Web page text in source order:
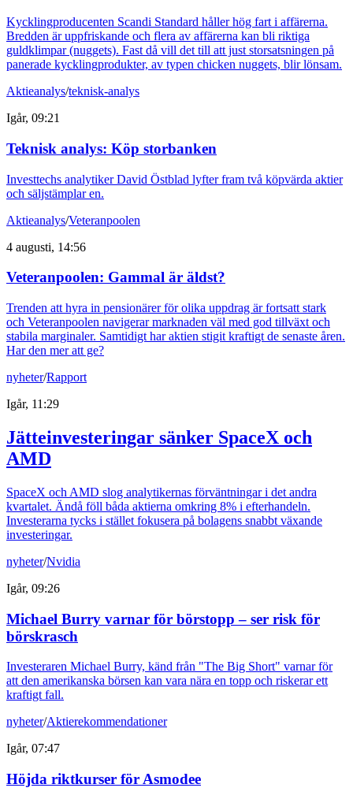
Kycklingproducenten Scandi Standard håller hög fart i affärerna.
Bredden är uppfriskande och flera av affärerna kan bli riktiga
guldklimpar (nuggets). Fast då vill det till att just storsatsningen på
panerade kycklingprodukter, av typen chicken nuggets, blir lönsam.
Aktieanalys/teknisk-analys
Igår, 09:21
Teknisk analys: Köp storbanken
Investtechs analytiker David Östblad lyfter fram två köpvärda aktier
och säljstämplar en.
Aktieanalys/Veteranpoolen
4 augusti, 14:56
Veteranpoolen: Gammal är äldst?
Trenden att hyra in pensionärer för olika uppdrag är fortsatt stark
och Veteranpoolen navigerar marknaden väl med god tillväxt och
stabila marginaler. Samtidigt har aktien stigit kraftigt de senaste åren.
Har den mer att ge?
nyheter/Rapport
Igår, 11:29
Jätteinvesteringar sänker SpaceX och
AMD
SpaceX och AMD slog analytikernas förväntningar i det andra
kvartalet. Ändå föll båda aktierna omkring 8% i efterhandeln.
Investerarna tycks i stället fokusera på bolagens snabbt växande
investeringar.
nyheter/Nvidia
Igår, 09:26
Michael Burry varnar för börstopp – ser risk för
börskrasch
Investeraren Michael Burry, känd från "The Big Short" varnar för
att den amerikanska börsen kan vara nära en topp och riskerar ett
kraftigt fall.
nyheter/Aktierekommendationer
Igår, 07:47
Höjda riktkurser för Asmodee